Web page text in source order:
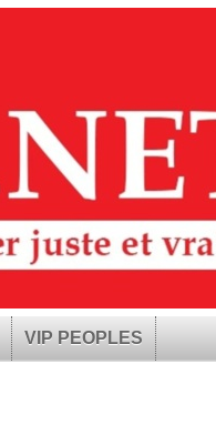
VIP PEOPLES